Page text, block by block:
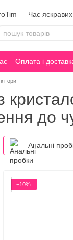
— Час
Оплата і
до
Анальні
−10%